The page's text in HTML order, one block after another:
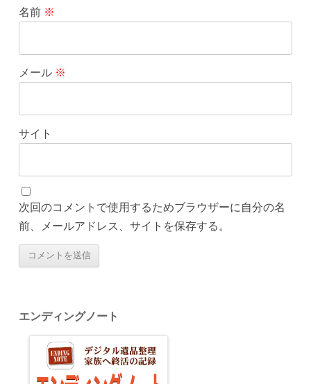
名前 ※
メール ※
サイト
次回のコメントで使用するためブラウザーに自分の名
前、メールアドレス、サイトを保存する。
エンディングノート